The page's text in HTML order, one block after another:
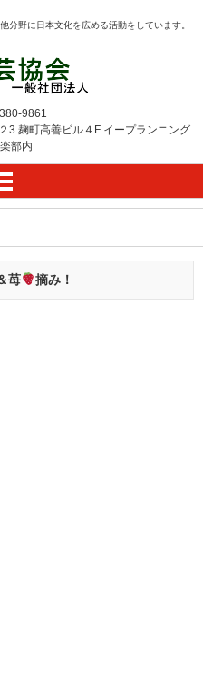
分野に日本文化を広める活動をしています。
9861
3 麹町高善ビル４F イープランニング
部内
苺 摘み！